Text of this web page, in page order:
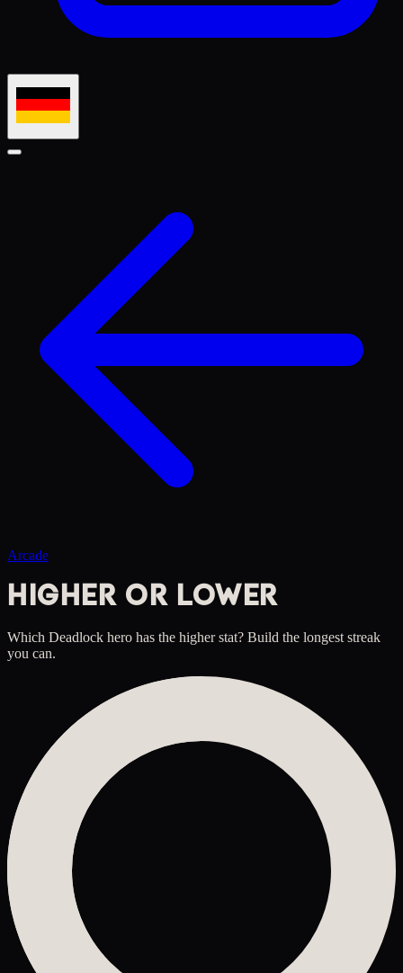
Arcade
HIGHER OR LOWER
Which Deadlock hero has the higher stat? Build the longest streak
you can.